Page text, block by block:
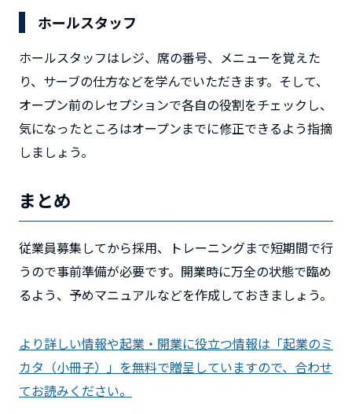
ホールスタッフ
ホールスタッフはレジ、席の番号、メニューを覚えた
り、サーブの仕方などを学んでいただきます。そして、
オープン前のレセプションで各自の役割をチェックし、
気になったところはオープンまでに修正できるよう指摘
しましょう。
まとめ
従業員募集してから採用、トレーニングまで短期間で行
うので事前準備が必要です。開業時に万全の状態で臨め
るよう、予めマニュアルなどを作成しておきましょう。
より詳しい情報や起業・開業に役立つ情報は「起業のミ
カタ（小冊子）」を無料で贈呈していますので、合わせ
てお読みください。